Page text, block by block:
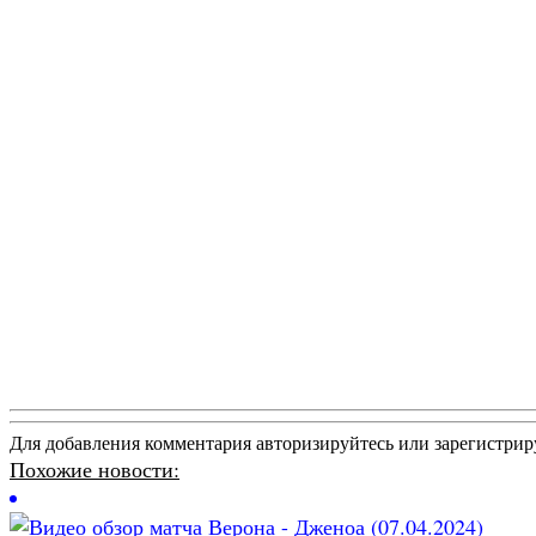
Для добавления комментария авторизируйтесь или
Похожие новости: